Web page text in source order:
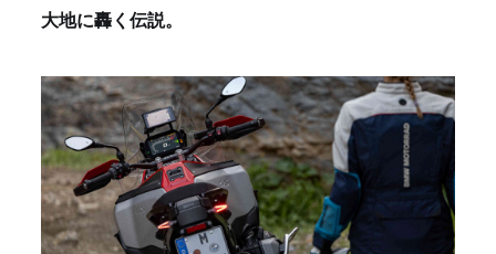
大地に轟く伝説。